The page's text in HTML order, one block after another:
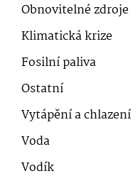
Obnovitelné zdroje
Klimatická krize
Fosilní paliva
Ostatní
Vytápění a chlazení
Voda
Vodík